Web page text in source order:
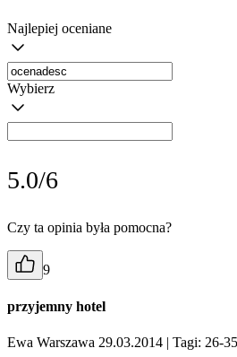
Najlepiej oceniane
Wybierz
5.0/6
Czy ta opinia była pomocna?
9
przyjemny hotel
Ewa Warszawa 29.03.2014 | Tagi: 26-